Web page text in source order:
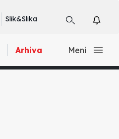
Slik&Slika
Arhiva Meni